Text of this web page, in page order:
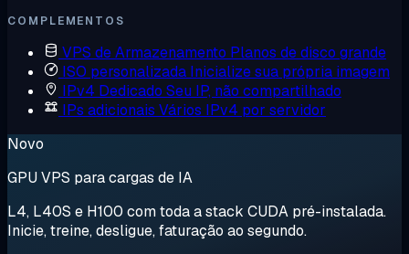
COMPLEMENTOS
VPS de Armazenamento Planos de disco grande
ISO personalizada Inicialize sua própria imagem
IPv4 Dedicado Seu IP, não compartilhado
IPs adicionais Vários IPv4 por servidor
Novo
GPU VPS para cargas de IA
L4, L40S e H100 com toda a stack CUDA pré-instalada.
Inicie, treine, desligue, faturação ao segundo.